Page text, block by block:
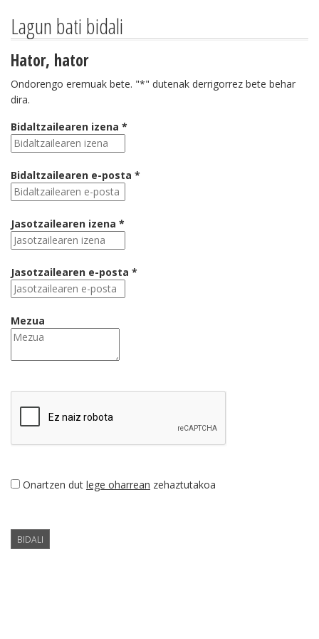
Lagun bati bidali
Hator, hator
Ondorengo eremuak bete. "*" dutenak derrigorrez bete behar
dira.
Bidaltzailearen izena *
Bidaltzailearen e-posta *
Jasotzailearen izena *
Jasotzailearen e-posta *
Mezua
Onartzen dut lege oharrean zehaztutakoa
BIDALI